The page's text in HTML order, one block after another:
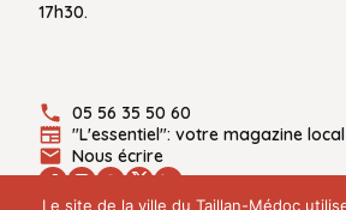
17h30.
05 56 35 50 60
"L'essentiel": votre magazine local
Nous écrire
Le site de la ville du Taillan-Médoc